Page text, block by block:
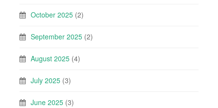
October 2025 (2)
September 2025 (2)
August 2025 (4)
July 2025 (3)
June 2025 (3)